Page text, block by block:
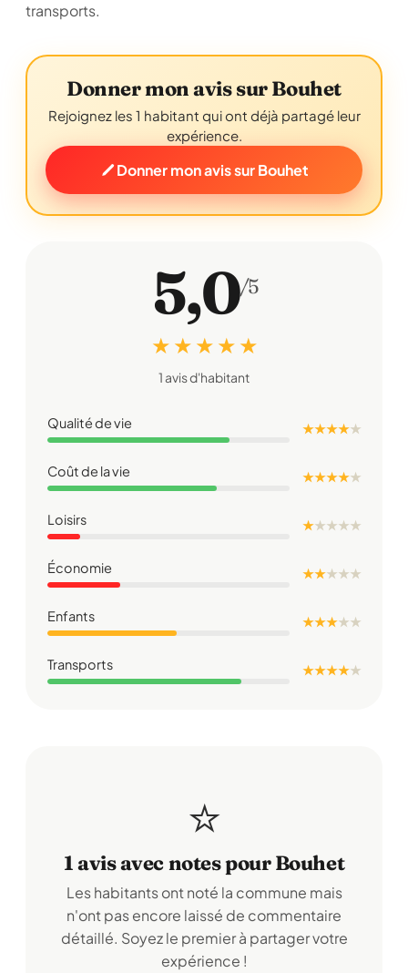
transports.
Donner mon avis sur Bouhet
Rejoignez les 1 habitant qui ont déjà partagé leur
expérience.
Donner mon avis sur Bouhet
5,0/5
★ ★ ★ ★ ★
1 avis d'habitant
Qualité de vie ★ ★ ★ ★★
Coût de la vie ★ ★ ★ ★★
Loisirs ★★★★★
Économie ★ ★★★★
Enfants ★ ★ ★★★
Transports ★ ★ ★ ★★
⭐
1 avis avec notes pour Bouhet
Les habitants ont noté la commune mais
n'ont pas encore laissé de commentaire
détaillé. Soyez le premier à partager votre
expérience !